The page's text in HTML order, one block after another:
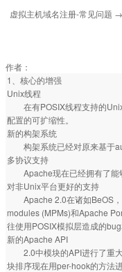
虚拟主机域名注册-常见问题
作者：
1、核心的增强
Unix线程
在有POSIX线程支持的Unix
配置的可扩缩性。
新的构架系统
构架系统已经对原来基于
多协议支持
Apache现在已经拥有了能
对非Unix平台更好的支持
Apache 2.0在诸如BeOS，
modules (MPMs)和Apache
往使用POSIX模拟层造成的
新的Apache API
2.0中模块的API进行了重大
块排序现在用per-hook的方法